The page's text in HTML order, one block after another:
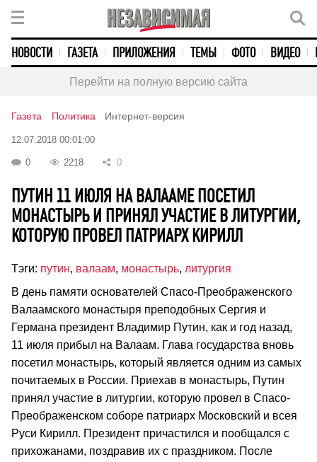
НОВОСТИ ГАЗЕТА ПРИЛОЖЕНИЯ ТЕМЫ ФОТО ВИДЕО
Перейти на полную версию сайта
Газета Политика Интернет-версия
12.07.2018 00:01:00
0 2218 0
ПУТИН 11 ИЮЛЯ НА ВАЛААМЕ ПОСЕТИЛ
МОНАСТЫРЬ И ПРИНЯЛ УЧАСТИЕ В ЛИТУРГИИ,
КОТОРУЮ ПРОВЕЛ ПАТРИАРХ КИРИЛЛ
Тэги: путин, валаам, монастырь, литургия
В день памяти основателей Спасо-Преображенского
Валаамского монастыря преподобных Сергия и
Германа президент Владимир Путин, как и год назад,
11 июля прибыл на Валаам. Глава государства вновь
посетил монастырь, который является одним из самых
почитаемых в России. Приехав в монастырь, Путин
принял участие в литургии, которую провел в Спасо-
Преображенском соборе патриарх Московский и всея
Руси Кирилл. Президент причастился и пообщался с
прихожанами, поздравив их с праздником. После